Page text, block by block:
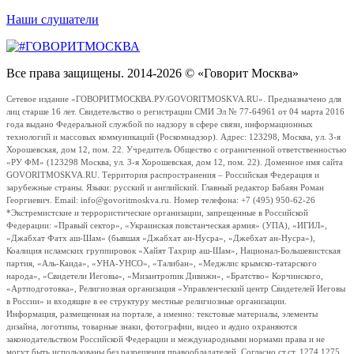
Наши слушатели
Все права защищены. 2014-2026 © «Говорит Москва»
Сетевое издание «ГОВОРИТМОСКВА.РУ/GOVORITMOSKVA.RU». Предназначено для
лиц старше 16 лет. Свидетельство о регистрации СМИ Эл № 77-64961 от 04 марта 2016
года выдано Федеральной службой по надзору в сфере связи, информационных
технологий и массовых коммуникаций (Роскомнадзор). Адрес: 123298, Москва, ул. 3-я
Хорошевская, дом 12, пом. 22. Учредитель Общество с ограниченной ответственностью
«РУ ФМ» (123298 Москва, ул. 3-я Хорошевская, дом 12, пом. 22). Доменное имя сайта
GOVORITMOSKVA.RU. Территория распространения – Российская Федерация и
зарубежные страны. Языки: русский и английский. Главный редактор Бабаян Роман
Георгиевич. Email: info@govoritmoskva.ru. Номер телефона: +7 (495) 950-62-26
*Экстремистские и террористические организации, запрещенные в Российской
Федерации: «Правый сектор», «Украинская повстанческая армия» (УПА), «ИГИЛ»,
«Джабхат Фатх аш-Шам» (бывшая «Джабхат ан-Нусра», «Джебхат ан-Нусра»),
Коалиция исламских группировок «Хайят Тахрир аш-Шам», Национал-Большевистская
партия, «Аль-Каида», «УНА-УНСО», «Талибан», «Меджлис крымско-татарского
народа», «Свидетели Иеговы», «Мизантропик Дивижн», «Братство» Корчинского,
«Артподготовка», Религиозная организация «Управленческий центр Свидетелей Иеговы
в России» и входящие в ее структуру местные религиозные организации.
Информация, размещенная на портале, а именно: текстовые материалы, элементы
дизайна, логотипы, товарные знаки, фотографии, видео и аудио охраняются
законодательством Российской Федерации и международными нормами права и не
могут быть использованы без разрешения правообладателей. Согласно ст.ст. 1274,1275